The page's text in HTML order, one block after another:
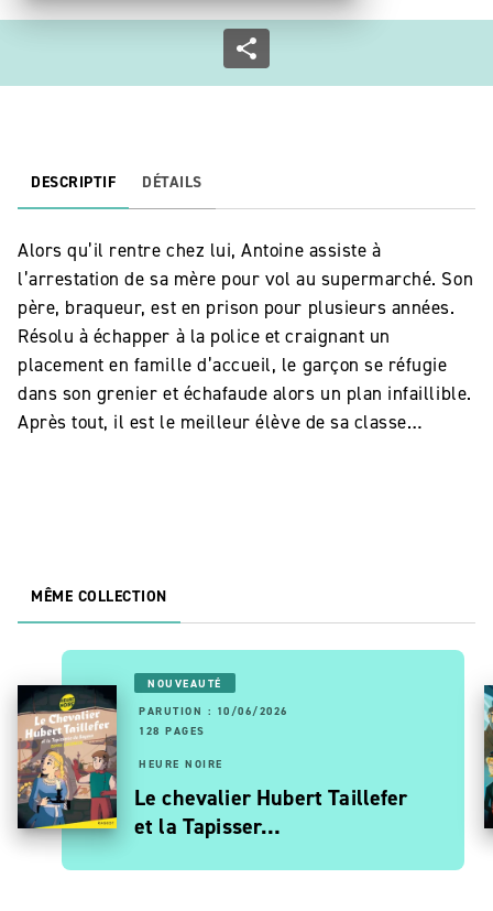
DESCRIPTIF DÉTAILS
Alors qu’il rentre chez lui, Antoine assiste à
l’arrestation de sa mère pour vol au supermarché. Son
père, braqueur, est en prison pour plusieurs années.
Résolu à échapper à la police et craignant un
placement en famille d’accueil, le garçon se réfugie
dans son grenier et échafaude alors un plan infaillible.
Après tout, il est le meilleur élève de sa classe…
MÊME COLLECTION
NOUVEAUTÉ
PARUTION : 10/06/2026
128 PAGES
HEURE NOIRE
Le chevalier Hubert Taillefer
et la Tapisser…